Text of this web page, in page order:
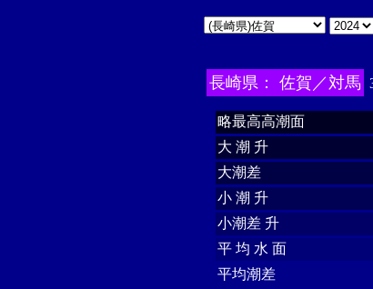
長崎県： 佐賀／対馬
略最高高潮面
大 潮 升
大潮差
小 潮 升
小潮差 升
平 均 水 面
平均潮差